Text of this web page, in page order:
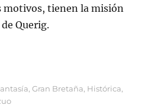
motivos, tienen la misión
Querig.
,Gran Bretaña, Histórica,